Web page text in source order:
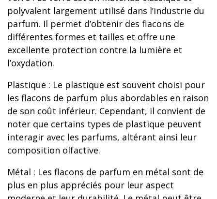
polyvalent largement utilisé dans l’industrie du
parfum. Il permet d’obtenir des flacons de
différentes formes et tailles et offre une
excellente protection contre la lumière et
l’oxydation.
Plastique : Le plastique est souvent choisi pour
les flacons de parfum plus abordables en raison
de son coût inférieur. Cependant, il convient de
noter que certains types de plastique peuvent
interagir avec les parfums, altérant ainsi leur
composition olfactive.
Métal : Les flacons de parfum en métal sont de
plus en plus appréciés pour leur aspect